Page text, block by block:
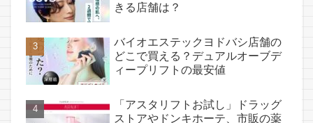
きる店舗は？
バイオエステックヨドバシ店舗の
どこで買える？デュアルオーブデ
ィープリフトの最安値
「アスタリフトお試し」ドラッグ
ストアやドンキホーテ、市販の薬